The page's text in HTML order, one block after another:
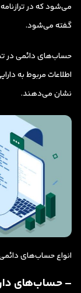
می‌شود که در
گفته می‌شود.
حساب‌های دائمی در
اطلاعات مربوط به
نشان می‌دهند.
انواع حساب‌های دائمی
– حساب‌های